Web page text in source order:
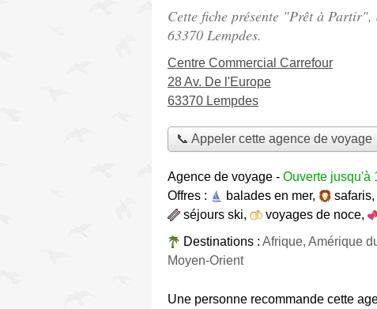
Cette fiche présente "Prêt à Partir",
63370 Lempdes.
Centre Commercial Carrefour
28 Av. De l'Europe
63370 Lempdes
📞 Appeler cette agence de voyage
Agence de voyage - Ouverte jusqu'à
Offres :
balades en mer, safaris,
séjours ski, voyages de noce,
Destinations : Afrique, Amérique
Moyen-Orient
Une personne recommande cette